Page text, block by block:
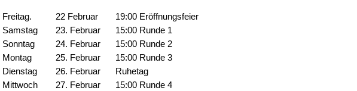
Freitag. 22 Februar
19:00 Eröffnungsfeier
Samstag
23. Februar
15:00 Runde 1
Sonntag
24. Februar
15:00 Runde 2
Montag
25. Februar
15:00 Runde 3
Dienstag
26. Februar
Ruhetag
Mittwoch
27. Februar
15:00 Runde 4